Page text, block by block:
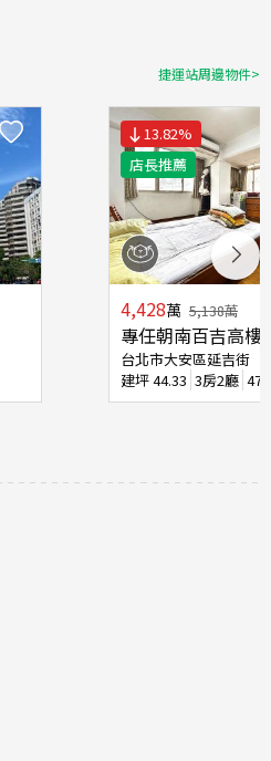
捷運站周邊物件>
13.82%
店長推薦
4,428萬 5,138萬
專任朝南百吉高樓
台北市大安區延吉街
建坪44.33 3房2廳